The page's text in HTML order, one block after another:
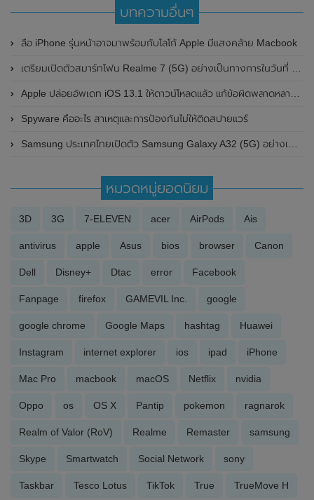
บทความอื่นๆ
ลือ iPhone รุ่นหน้าอาจมาพร้อมกับโลโก้ Apple มีแสงคล้าย Macbook
เตรียมเปิดตัวสมาร์ทโฟน Realme 7 (5G) อย่างเป็นทางการในวันที่ 19 พฤศจิกายน 2020 นี้ที่อังกฤษ
Apple ปล่อยอัพเดท iOS 13.1 ให้ดาวน์โหลดแล้ว แก้ข้อผิดพลาดหลายจุด
Spyware คืออะไร สาเหตุและการป้องกันไม่ให้ติดสปายแวร์
Samsung ประเทศไทยเปิดตัว Samsung Galaxy A32 (5G) อย่างเป็นทางการ ในราคาเป็นมิตรไม่ถึงหมื่น
หมวดหมู่ยอดนิยม
3D 3G 7-ELEVEN acer AirPods Ais
antivirus apple Asus bios browser Canon
Dell Disney+ Dtac error Facebook
Fanpage firefox GAMEVIL Inc. google
google chrome Google Maps hashtag Huawei
Instagram internet explorer ios ipad iPhone
Mac Pro macbook macOS Netflix nvidia
Oppo os OS X Pantip pokemon ragnarok
Realm of Valor (RoV) Realme Remaster samsung
Skype Smartwatch Social Network sony
Taskbar Tesco Lotus TikTok True TrueMove H